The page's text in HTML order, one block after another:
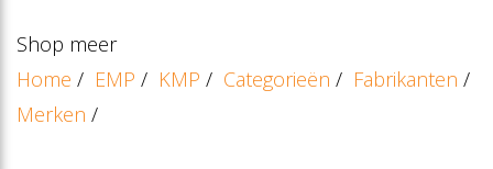
Shop meer
Home / EMP / KMP / Categorieën / Fabrikanten /
Merken /